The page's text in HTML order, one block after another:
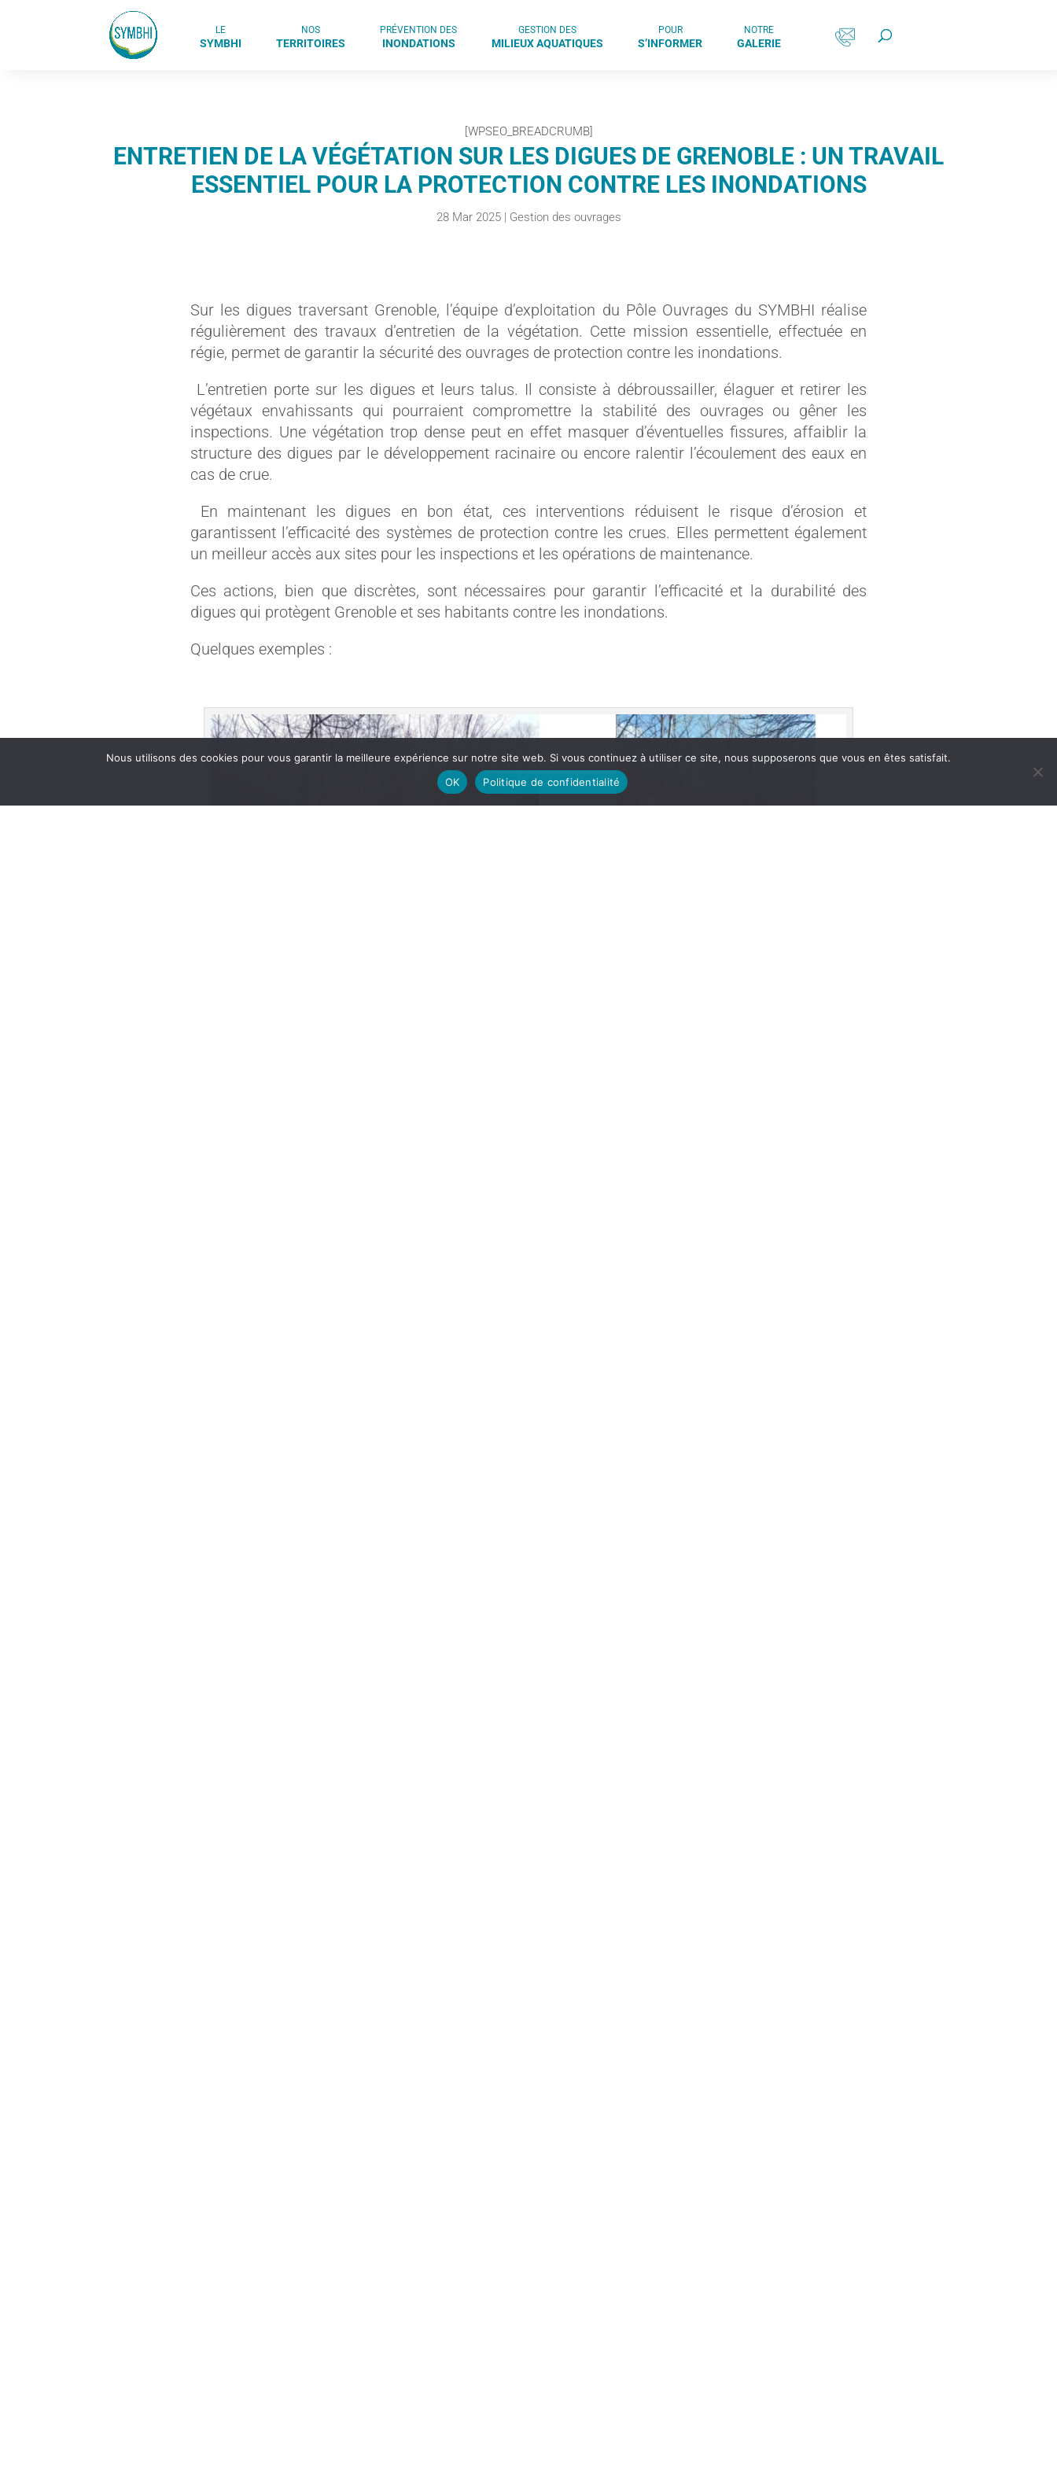
LE
SYMBHI
NOS
TERRITOIRES
PRÉVENTION DES
INONDATIONS
GESTION DES
MILIEUX AQUATIQUES
POUR
S’INFORMER
NOTRE
GALERIE
[WPSEO_BREADCRUMB]
ENTRETIEN DE LA VÉGÉTATION SUR LES DIGUES DE GRENOBLE : UN TRAVAIL
ESSENTIEL POUR LA PROTECTION CONTRE LES INONDATIONS
28 Mar 2025| Gestion des ouvrages
Sur les digues traversant Grenoble, l’équipe d’exploitation du Pôle Ouvrages du SYMBHI réalise
régulièrement des travaux d’entretien de la végétation. Cette mission essentielle, effectuée en
régie, permet de garantir la sécurité des ouvrages de protection contre les inondations.
L’entretien porte sur les digues et leurs talus. Il consiste à débroussailler, élaguer et retirer les
végétaux envahissants qui pourraient compromettre la stabilité des ouvrages ou gêner les
inspections. Une végétation trop dense peut en effet masquer d’éventuelles fissures, affaiblir la
structure des digues par le développement racinaire ou encore ralentir l’écoulement des eaux en
cas de crue.
En maintenant les digues en bon état, ces interventions réduisent le risque d’érosion et
garantissent l’efficacité des systèmes de protection contre les crues. Elles permettent également
un meilleur accès aux sites pour les inspections et les opérations de maintenance.
Ces actions, bien que discrètes, sont nécessaires pour garantir l’efficacité et la durabilité des
digues qui protègent Grenoble et ses habitants contre les inondations.
Quelques exemples :
Nous utilisons des cookies pour vous garantir la meilleure expérience sur notre site web. Si vous continuez à utiliser ce site, nous supposerons que vous en êtes satisfait.
OK
Politique de confidentialité